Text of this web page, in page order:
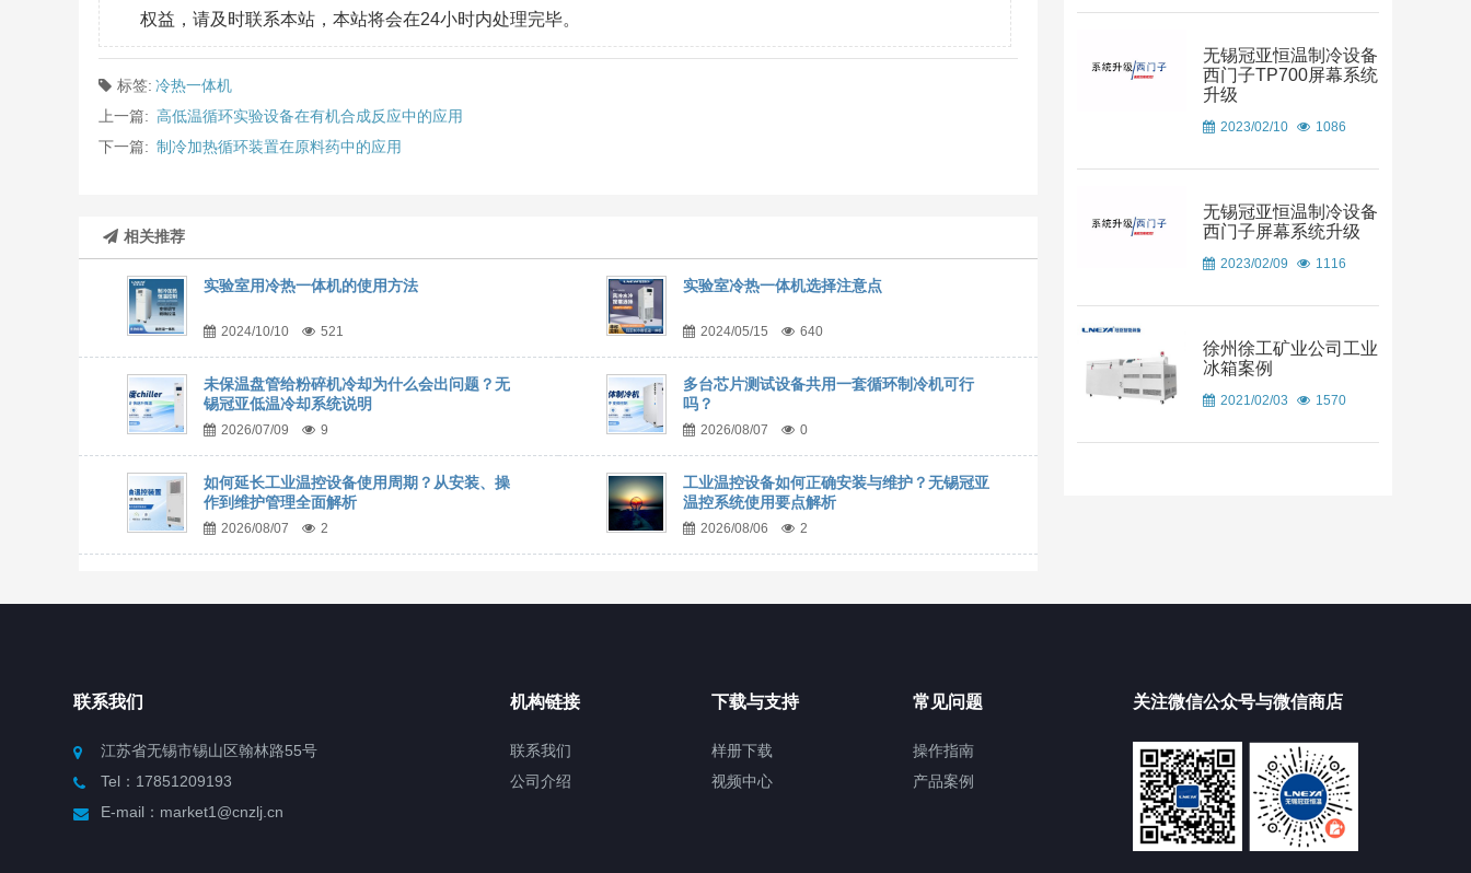
权益，请及时联系本站，本站将会在24小时内处理完毕。
标签: 冷热一体机
上一篇: 高低温循环实验设备在有机合成反应中的应用
下一篇: 制冷加热循环装置在原料药中的应用
相关推荐
实验室用冷热一体机的使用方法
2024/10/10 521
实验室冷热一体机选择注意点
2024/05/15 640
未保温盘管给粉碎机冷却为什么会出问题？无
锡冠亚低温冷却系统说明
2026/07/09 9
多台芯片测试设备共用一套循环制冷机可行
吗？
2026/08/07 0
如何延长工业温控设备使用周期？从安装、操
作到维护管理全面解析
2026/08/07 2
工业温控设备如何正确安装与维护？无锡冠亚
温控系统使用要点解析
2026/08/06 2
无锡冠亚恒温制冷设备
西门子TP700屏幕系统
升级
2023/02/10 1086
无锡冠亚恒温制冷设备
西门子屏幕系统升级
2023/02/09 1116
徐州徐工矿业公司工业
冰箱案例
2021/02/03 1570
联系我们
江苏省无锡市锡山区翰林路55号
Tel：17851209193
E-mail：market1@cnzlj.cn
机构链接
联系我们
公司介绍
下载与支持
样册下载
视频中心
常见问题
操作指南
产品案例
关注微信公众号与微信商店